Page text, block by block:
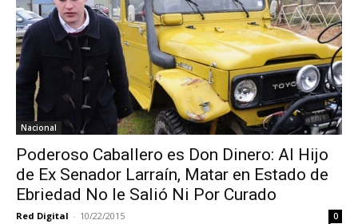
Nacional
Poderoso Caballero es Don Dinero: Al Hijo
de Ex Senador Larraín, Matar en Estado de
Ebriedad No le Salió Ni Por Curado
Red Digital - 10/22/2015 0